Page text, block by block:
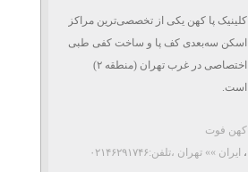
کلینیک پا کهن یکی از تخصصی‌ترین مراکز
اسکن سه‌بعدی کف پا و ساخت کفی طبی
اختصاصی در غرب تهران (منطقه ۲)
است.
در این مرکز با استفاده ...
کهن فوت
، ایران »» تهران ،تلفن:۰۲۱۴۶۲۹۱۷۴۶